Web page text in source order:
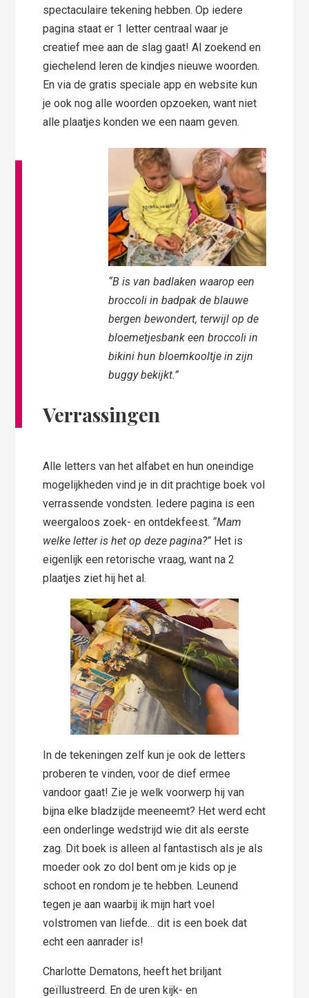
spectaculaire tekening hebben. Op iedere
pagina staat er 1 letter centraal waar je
creatief mee aan de slag gaat! Al zoekend en
giechelend leren de kindjes nieuwe woorden.
En via de gratis speciale app en website kun
je ook nog alle woorden opzoeken, want niet
alle plaatjes konden we een naam geven.
“B is van badlaken waarop een
broccoli in badpak de blauwe
bergen bewondert, terwijl op de
bloemetjesbank een broccoli in
bikini hun bloemkooltje in zijn
buggy bekijkt.”
Verrassingen
Alle letters van het alfabet en hun oneindige
mogelijkheden vind je in dit prachtige boek vol
verrassende vondsten. Iedere pagina is een
weergaloos zoek- en ontdekfeest. “Mam
welke letter is het op deze pagina?” Het is
eigenlijk een retorische vraag, want na 2
plaatjes ziet hij het al.
In de tekeningen zelf kun je ook de letters
proberen te vinden, voor de dief ermee
vandoor gaat! Zie je welk voorwerp hij van
bijna elke bladzijde meeneemt? Het werd echt
een onderlinge wedstrijd wie dit als eerste
zag. Dit boek is alleen al fantastisch als je als
moeder ook zo dol bent om je kids op je
schoot en rondom je te hebben. Leunend
tegen je aan waarbij ik mijn hart voel
volstromen van liefde… dit is een boek dat
echt een aanrader is!
Charlotte Dematons, heeft het briljant
geïllustreerd. En de uren kijk- en